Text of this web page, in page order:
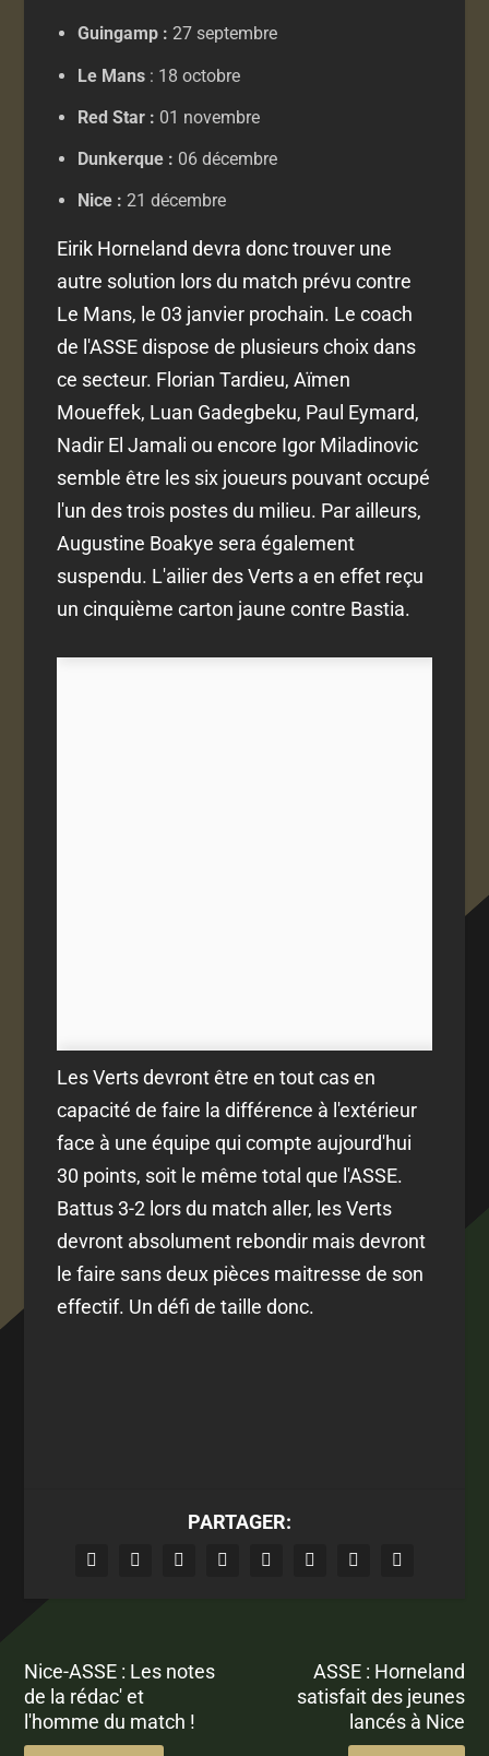
Guingamp : 27 septembre
Le Mans: 18 octobre
Red Star : 01 novembre
Dunkerque : 06 décembre
Nice : 21 décembre
Eirik Horneland devra donc trouver une
autre solution lors du match prévu contre
Le Mans, le 03 janvier prochain. Le coach
de l'ASSE dispose de plusieurs choix dans
ce secteur. Florian Tardieu, Aïmen
Moueffek, Luan Gadegbeku, Paul Eymard,
Nadir El Jamali ou encore Igor Miladinovic
semble être les six joueurs pouvant occupé
l'un des trois postes du milieu. Par ailleurs,
Augustine Boakye sera également
suspendu. L'ailier des Verts a en effet reçu
un cinquième carton jaune contre Bastia.
Les Verts devront être en tout cas en
capacité de faire la différence à l'extérieur
face à une équipe qui compte aujourd'hui
30 points, soit le même total que l'ASSE.
Battus 3-2 lors du match aller, les Verts
devront absolument rebondir mais devront
le faire sans deux pièces maitresse de son
effectif. Un défi de taille donc.
PARTAGER:
Nice-ASSE : Les notes
de la rédac' et
l'homme du match !
ASSE : Horneland
satisfait des jeunes
lancés à Nice